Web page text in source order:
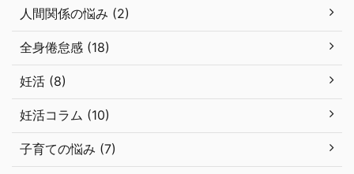
人間関係の悩み (2)
全身倦怠感 (18)
妊活 (8)
妊活コラム (10)
子育ての悩み (7)